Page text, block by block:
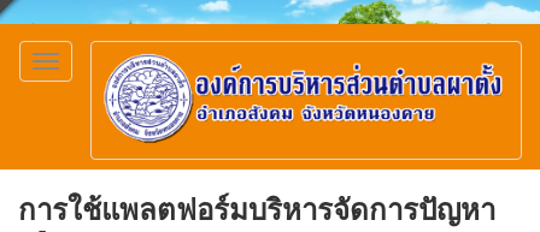
Toggle
navigation
การใช้แพลตฟอร์มบริหารจัดการปัญหา